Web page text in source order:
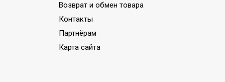
Защита от перегрева
Область применения
Возврат и обмен товара
Контакты
Партнёрам
Карта сайта